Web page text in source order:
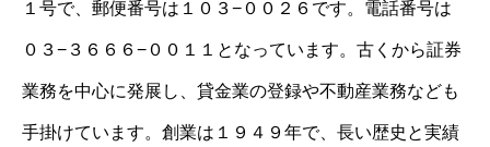
１号で、郵便番号は１０３−００２６です。電話番号は
０３−３６６６−００１１となっています。古くから証券
業務を中心に発展し、貸金業の登録や不動産業務なども
手掛けています。創業は１９４９年で、長い歴史と実績